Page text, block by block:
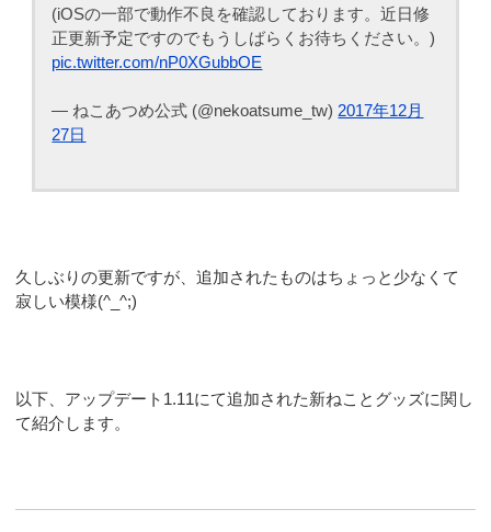
(iOSの一部で動作不良を確認しております。近日修
正更新予定ですのでもうしばらくお待ちください。)
pic.twitter.com/nP0XGubbOE
— ねこあつめ公式 (@nekoatsume_tw) 2017年12月
27日
久しぶりの更新ですが、追加されたものはちょっと少なくて
寂しい模様(^_^;)
以下、アップデート1.11にて追加された新ねことグッズに関し
て紹介します。